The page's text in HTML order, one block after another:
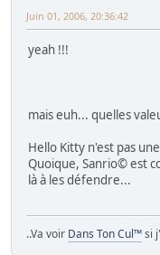
Juin 01, 2006, 20:36:42
yeah !!!
mais euh... quelles
Hello Kitty n'est pas
Quoique, Sanrio© est
là à les défendre...
..Va voir Dans Ton Cul™si